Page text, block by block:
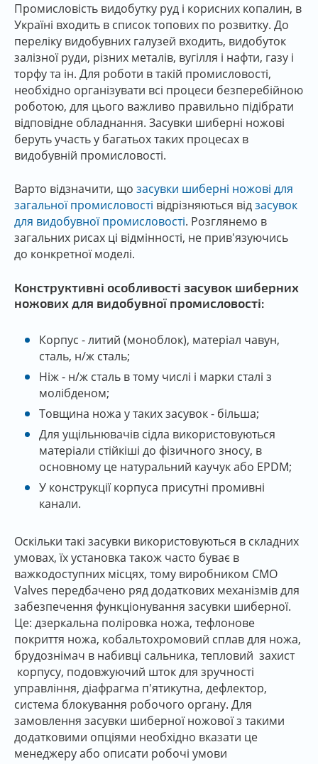
Промисловість видобутку руд і корисних копалин, в
Україні входить в список топових по розвитку. До
переліку видобувних галузей входить, видобуток
залізної руди, різних металів, вугілля і нафти, газу і
торфу та ін. Для роботи в такій промисловості,
необхідно організувати всі процеси безперебійною
роботою, для цього важливо правильно підібрати
відповідне обладнання. Засувки шиберні ножові
беруть участь у багатьох таких процесах в
видобувній промисловості.
Варто відзначити, що засувки шиберні ножові для
загальної промисловості відрізняються відзасувок
для видобувної промисловості. Розглянемо в
загальних рисах ці відмінності, не прив'язуючись
до конкретної моделі.
Конструктивні особливості засувок шиберних
ножових для видобувної промисловості:
Корпус - литий (моноблок), матеріал чавун,
сталь, н/ж сталь;
Ніж - н/ж сталь в тому числі і марки сталі з
молібденом;
Товщина ножа у таких засувок - більша;
Для ущільнювачів сідла використовуються
матеріали стійкіші до фізичного зносу, в
основному це натуральний каучук або EPDM;
У конструкції корпуса присутні промивні
канали.
Оскільки такі засувки використовуються в складних
умовах, їх установка також часто буває в
важкодоступних місцях, тому виробником CMO
Valves передбачено ряд додаткових механізмів для
забезпечення функціонування засувки шиберної.
Це: дзеркальна поліровка ножа, тефлонове
покриття ножа, кобальтохромовий сплав для ножа,
брудознімач в набивці сальника, тепловий захист
корпусу, подовжуючий шток для зручності
управління, діафрагма п'ятикутна, дефлектор,
система блокування робочого органу. Для
замовлення засувки шиберної ножової з такими
додатковими опціями необхідно вказати це
менеджеру або описати робочі умови